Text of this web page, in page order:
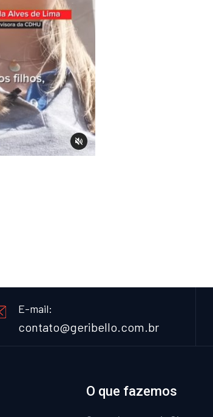
E-mail:
contato@geribello.com.br
O que fazemos